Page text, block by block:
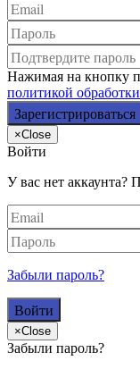
Нажимая на кнопку
политикой
×Close
Войти
У вас нет аккаунта?
Забыли пароль?
×Close
Забыли пароль?